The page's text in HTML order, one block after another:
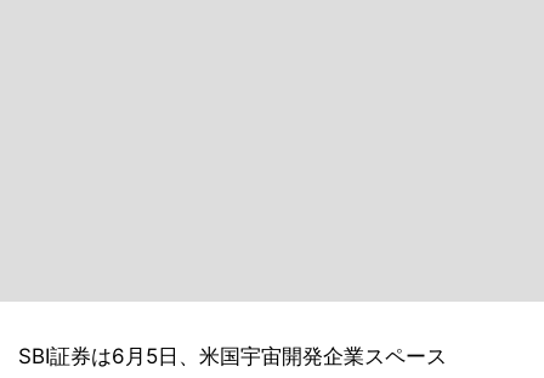
SBI証券は6月5日、米国宇宙開発企業スペース